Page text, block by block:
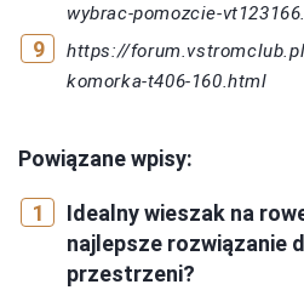
wybrac-pomozcie-
https://
komorka-t406-160.html
Powiązane wpisy:
Idealny wieszak na
najlepsze rozwiązanie
przestrzeni?